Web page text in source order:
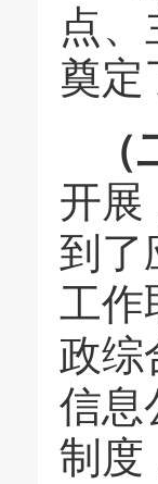
点
奠定
开展
到了
工作
政综
信息
制度